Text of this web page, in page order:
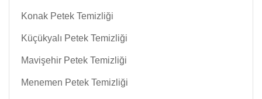
Konak Petek Temizliği
Küçükyalı Petek Temizliği
Mavişehir Petek Temizliği
Menemen Petek Temizliği